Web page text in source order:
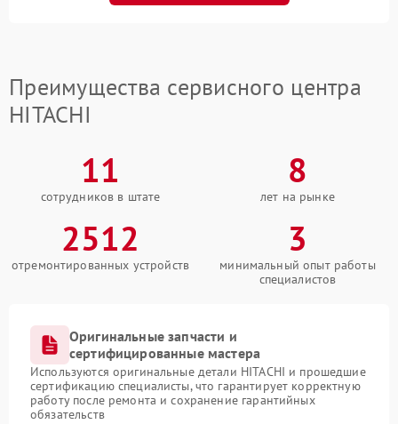
Преимущества сервисного центра
HITACHI
11
сотрудников в штате
8
лет на рынке
2512
отремонтированных устройств
3
минимальный опыт работы
специалистов
Оригинальные запчасти и
сертифицированные мастера
Используются оригинальные детали HITACHI и прошедшие
сертификацию специалисты, что гарантирует корректную
работу после ремонта и сохранение гарантийных
обязательств